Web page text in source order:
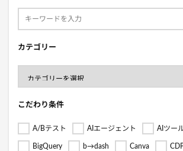
カテゴリー
こだわり条件
A/Bテスト AIエージェント AIツー
BigQuery b→dash Canva